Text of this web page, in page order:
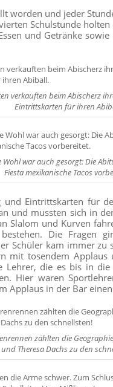
worden und jeder
Schulstunde
und Getränke
verkauften beim Abischerz
Eintrittskarten für ihren
Wohl war auch gesorgt: Die
Fiesta mexikanische Tacos
und Eintrittskarten für
und mussten sich in
Slalom und Kurven
Die Fragen
Schüler kam immer zu
mit tosendem
die es bis in die
Hier waren
Applaus in der Bar
zählten die
und Theresa Dachs zu den